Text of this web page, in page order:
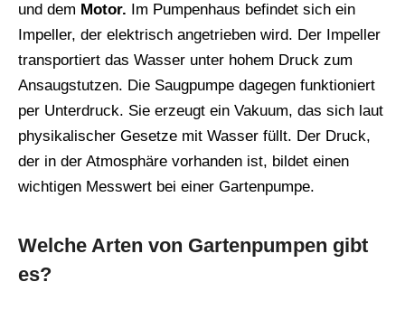
und dem Motor. Im Pumpenhaus befindet sich ein
Impeller, der elektrisch angetrieben wird. Der Impeller
transportiert das Wasser unter hohem Druck zum
Ansaugstutzen. Die Saugpumpe dagegen funktioniert
per Unterdruck. Sie erzeugt ein Vakuum, das sich laut
physikalischer Gesetze mit Wasser füllt. Der Druck,
der in der Atmosphäre vorhanden ist, bildet einen
wichtigen Messwert bei einer Gartenpumpe.
Welche Arten von Gartenpumpen gibt
es?